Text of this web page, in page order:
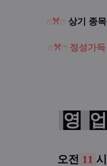
ෆꕮෆ 상기 종목
ෆꕮෆ 정성가득
영 업
오전 11 시